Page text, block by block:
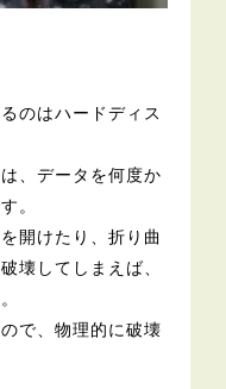
のはハードディス
、データを何度か
。
開けたり、折り曲
壊してしまえば、
で、物理的に破壊